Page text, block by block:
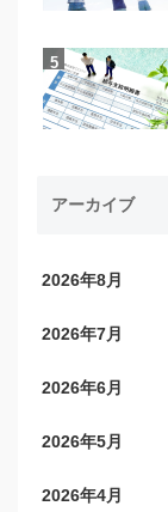
アーカイブ
2026年8月
2026年7月
2026年6月
2026年5月
2026年4月